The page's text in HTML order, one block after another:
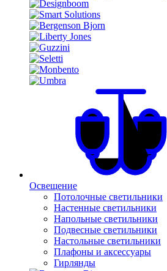
Освещение
Потолочные светильники
Настенные светильники
Напольные светильники
Подвесные светильники
Настольные светильники
Плафоны и аксессуары
Гирлянды